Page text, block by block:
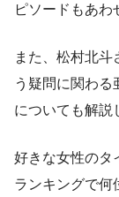
ピソードもあわ
また、松村北
う疑問に関わ
についても解説
好きな女性のタ
ランキングで何